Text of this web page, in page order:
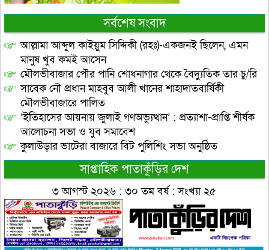
সর্বশেষ সংবাদ
আল্লামা আব্দুল কাইয়ুম সিদ্দিকী (রহঃ)-একজনই ছিলেন, এমন
মানুষ খুব কমই আসেন
মৌলভীবাজার পৌর পানি শোধনাগার থেকে বৈদ্যুতিক তার চু/রি
সাবেক নৌ প্রধান মাহবুব আলী খানের শাহাদাতবার্ষিকী
মৌলভীবাজারে পালিত
‘ইতিহাসের আয়নায় জুলাই গণঅভ্যুত্থান’ : প্রত্যাশা-প্রাপ্তি শীর্ষক
আলোচনা সভা ও যুব সমাবেশ
কুলাউড়ার ভাটেরা বাজারে বিট পুলিশিং সভা অনুষ্ঠিত
সাপ্তাহিক পাতাকুঁড়ির দেশ
৩ আগস্ট ২০২৬ : ৩০ তম বর্ষ : সংখ্যা ২৫